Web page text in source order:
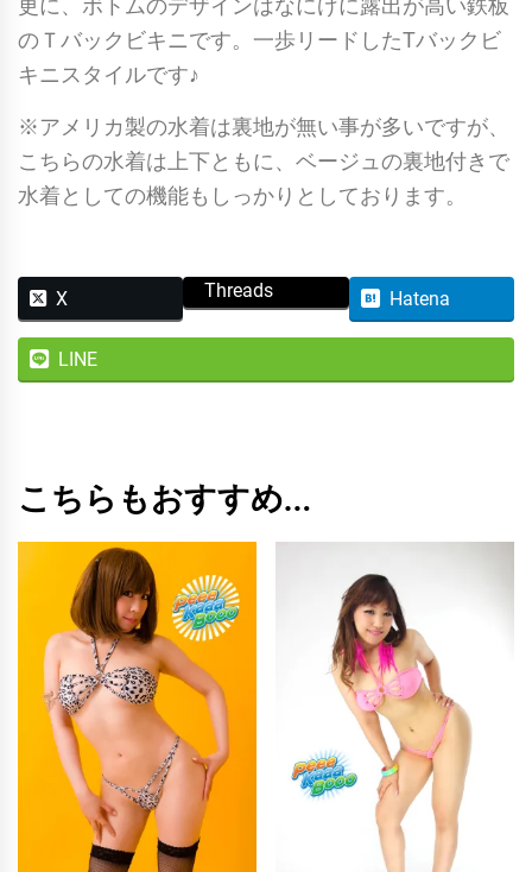
更に、ボトムのデザインはなにげに露出が高い鉄板
のＴバックビキニです。一歩リードしたTバックビ
キニスタイルです♪
※アメリカ製の水着は裏地が無い事が多いですが、
こちらの水着は上下ともに、ベージュの裏地付きで
水着としての機能もしっかりとしております。
X Threads Hatena
LINE
こちらもおすすめ…